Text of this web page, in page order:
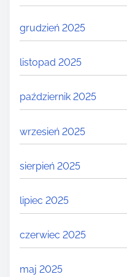
grudzień 2025
listopad 2025
październik 2025
wrzesień 2025
sierpień 2025
lipiec 2025
czerwiec 2025
maj 2025